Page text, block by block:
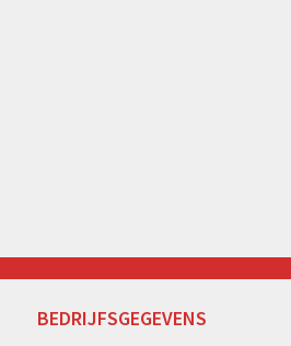
BEDRIJFSGEGEVENS